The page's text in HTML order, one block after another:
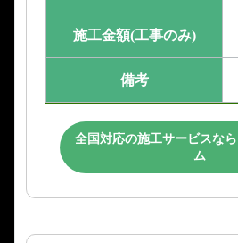
施工金額(工事のみ)
備考
全国対応の施工サービスな
ム